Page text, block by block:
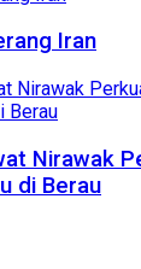
Iran
Nirawak
di Berau